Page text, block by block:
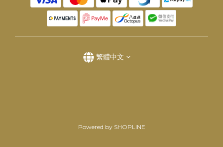
繁體中文
Powered by SHOPLINE